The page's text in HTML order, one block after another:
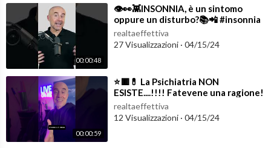
00:00:48
⁣👁️👀👾INSONNIA, è un sintomo
oppure un disturbo?📚📲 #insonnia
#sonno
realtaeffettiva
27 Visualizzazioni · 04/15/24
00:00:59
⁣⭐️🟥💊 La Psichiatria NON
ESISTE....!!!! Fatevene una ragione!
🧬🔳⭐️ #lifestylemedicine
realtaeffettiva
12 Visualizzazioni · 04/15/24